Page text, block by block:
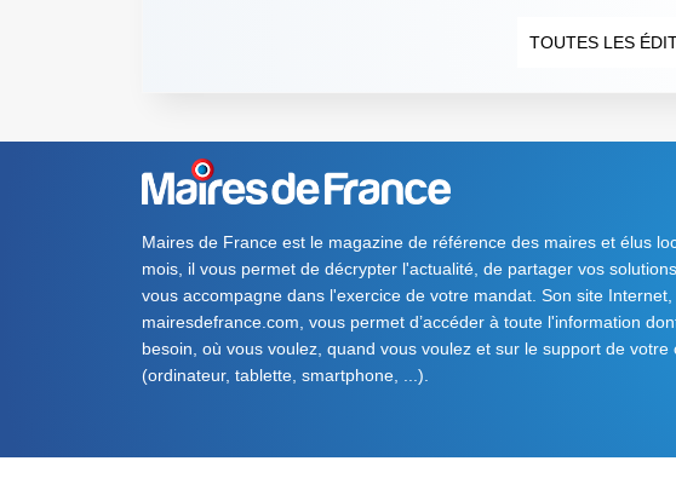
TOUTES LES
Maires de France est le magazine de référence des maires et élus
mois, il vous permet de décrypter l'actualité, de partager vos
vous accompagne dans l'exercice de votre mandat. Son site Internet,
mairesdefrance.com, vous permet d’accéder à toute l'information
besoin, où vous voulez, quand vous voulez et sur le support de votre
(ordinateur, tablette, smartphone, ...).